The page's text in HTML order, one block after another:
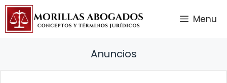
Saltar
contenido
Menu
Anuncios